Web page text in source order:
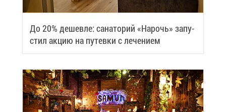
До 20% де­шев­ле: са­на­то­рий «На­рочь» за­пу­
стил ак­цию на пу­тев­ки с ле­че­ни­ем